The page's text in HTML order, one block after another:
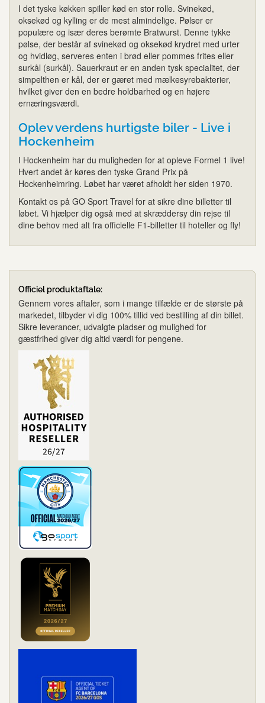
I det tyske køkken spiller kød en stor rolle. Svinekød,
oksekød og kylling er de mest almindelige. Pølser er
populære og især deres berømte Bratwurst. Denne tykke
pølse, der består af svinekød og oksekød krydret med urter
og hvidløg, serveres enten i brød eller pommes frites eller
surkål (surkål). Sauerkraut er en anden tysk specialitet, der
simpelthen er kål, der er gæret med mælkesyrebakterier,
hvilket giver den en bedre holdbarhed og en højere
ernæringsværdi.
Oplev verdens hurtigste biler - Live i
Hockenheim
I Hockenheim har du muligheden for at opleve Formel 1 live!
Hvert andet år køres den tyske Grand Prix på
Hockenheimring. Løbet har været afholdt her siden 1970.
Kontakt os på GO Sport Travel for at sikre dine billetter til
løbet. Vi hjælper dig også med at skræddersy din rejse til
dine behov med alt fra officielle F1-billetter til hoteller og fly!
Officiel produktaftale:
Gennem vores aftaler, som i mange tilfælde er de største på
markedet, tilbyder vi dig 100% tillid ved bestilling af din billet.
Sikre leverancer, udvalgte pladser og mulighed for
gæstfrihed giver dig altid værdi for pengene.